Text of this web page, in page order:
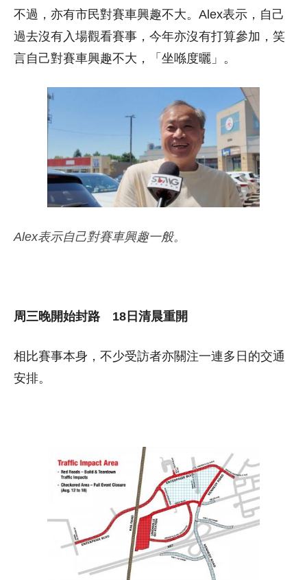
不過，亦有市民對賽車興趣不大。Alex表示，自己
過去沒有入場觀看賽事，今年亦沒有打算參加，笑
言自己對賽車興趣不大，「坐喺度曬」。
Alex表示自己對賽車興趣一般。
周三晚開始封路 18 日清晨重開
相比賽事本身，不少受訪者亦關注一連多日的交通
安排。